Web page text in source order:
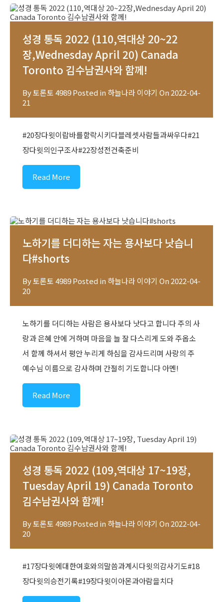
성경 통독 2022 (110,역대상 20~22
장,Wednesday April 20) Canada
Toronto 김수남권사와 함께!
By토론토 4989Posted in 하늘나라 이야기 On2022-04-
21
#20장다윗이랍바를함락시키다블레셋사람들과싸우다#21
장다윗의인구조사#22장성전건축준비
Read More
노하기를 더디하는 자는 용사보다 낫습니
다#shorts
By토론토 4989Posted in 하늘나라 이야기 On2022-04-
20
노하기를 더디하는 사람은 용사보다 낫다고 합니다 주의 사
랑과 은혜 안에 거하며 마음을 늘 잘 다스리게 도와 주옵소
서 함께 하셔서 평안 누리게 하심을 감사드리며 사랑의 주
예수님 이름으로 감사하며 간절히 기도합니다 아멘!
Read More
성경 통독 2022 (109,역대상 17~19장,
Tuesday April 19) Canada Toronto
김수남권사와 함께!
By토론토 4989Posted in 하늘나라 이야기 On2022-04-
20
#17장다윗에대한여호와의말씀과계시다윗의감사기도#18
장다윗의승전기록#19장다윗이아몬과아람을치다